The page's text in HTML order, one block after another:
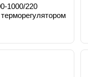
1000/220